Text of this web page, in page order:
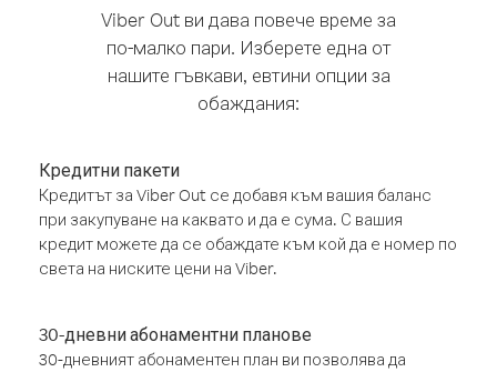
Viber Out ви дава повече време за
по-малко пари. Изберете една от
нашите гъвкави, евтини опции за
обаждания:
Кредитни пакети
Кредитът за Viber Out се добавя към вашия баланс
при закупуване на каквато и да е сума. С вашия
кредит можете да се обаждате към кой да е номер по
света на ниските цени на Viber.
30-дневни абонаментни планове
30-дневният абонаментен план ви позволява да